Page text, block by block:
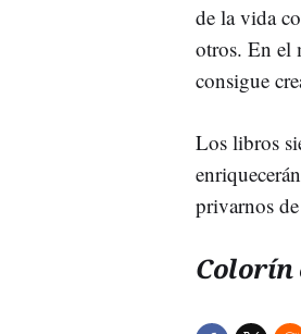
de la vida
otros. En el
consigue
Los libros
privarnos
Colorín